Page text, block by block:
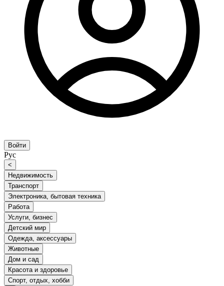
Войти
Рус
<
Недвижимость
Транспорт
Электроника, бытовая техника
Работа
Услуги, бизнес
Детский мир
Одежда, аксессуары
Животные
Дом и сад
Красота и здоровье
Спорт, отдых, хобби